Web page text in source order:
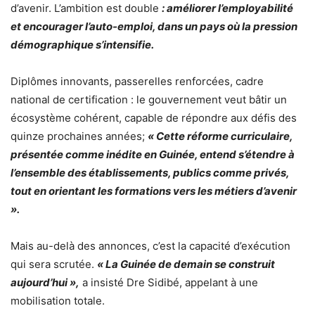
d’avenir. L’ambition est double : améliorer l’employabilité
et encourager l’auto-emploi, dans un pays où la pression
démographique s’intensifie.
Diplômes innovants, passerelles renforcées, cadre
national de certification : le gouvernement veut bâtir un
écosystème cohérent, capable de répondre aux défis des
quinze prochaines années; « Cette réforme curriculaire,
présentée comme inédite en Guinée, entend s’étendre à
l’ensemble des établissements, publics comme privés,
tout en orientant les formations vers les métiers d’avenir
».
Mais au-delà des annonces, c’est la capacité d’exécution
qui sera scrutée. « La Guinée de demain se construit
aujourd’hui », a insisté Dre Sidibé, appelant à une
mobilisation totale.